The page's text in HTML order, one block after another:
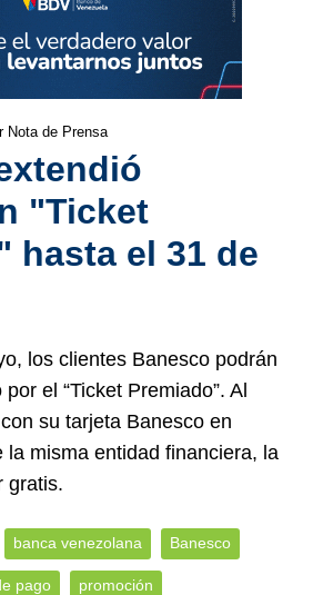
Nota de Prensa
"Ticket
hasta el 31 de
los clientes Banesco podrán
el “Ticket Premiado”. Al
su tarjeta Banesco en
la misma entidad financiera, la
gratis.
banca venezolana Banesco
pago promoción